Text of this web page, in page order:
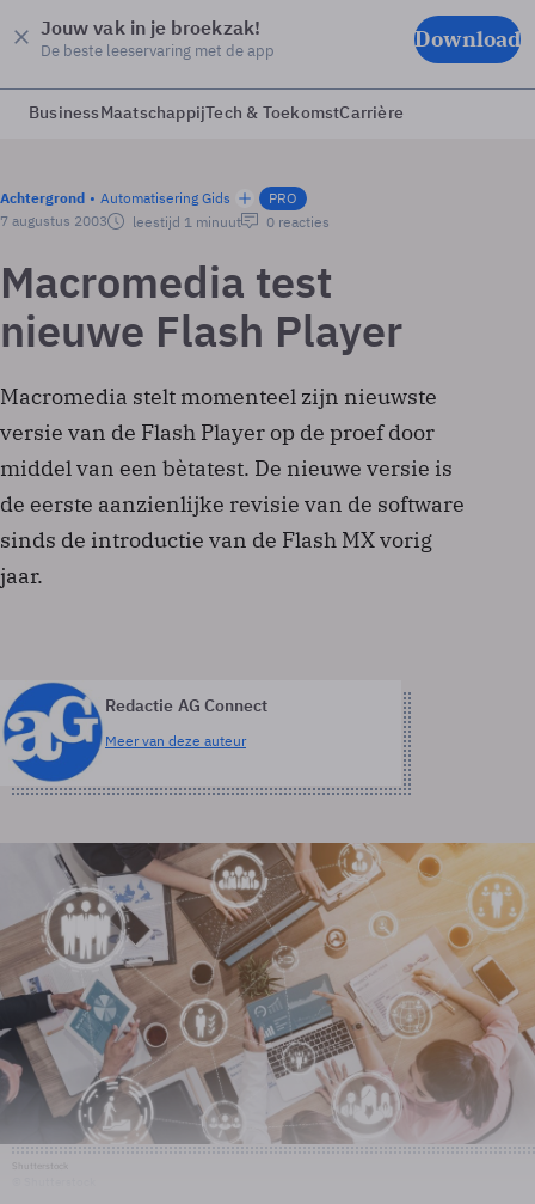
Jouw vak in je broekzak!
De beste leeservaring met de app Download
BusinessMaatschappijTech & ToekomstCarrière
Achtergrond Automatisering Gids
PRO
7 augustus 2003
leestijd 1 minuut 0 reacties
Macromedia test
nieuwe Flash Player
Macromedia stelt momenteel zijn nieuwste
versie van de Flash Player op de proef door
middel van een bètatest. De nieuwe versie is
de eerste aanzienlijke revisie van de software
sinds de introductie van de Flash MX vorig
jaar.
Redactie AG Connect
Meer van deze auteur